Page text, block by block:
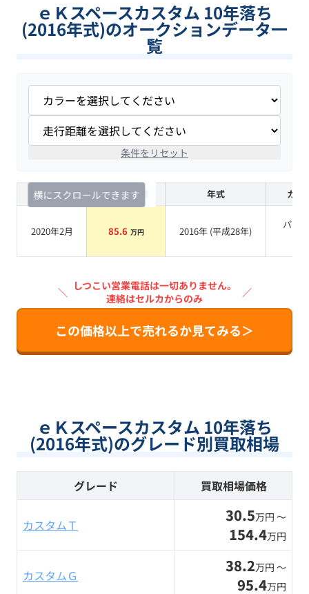
ｅＫスペースカスタム 10年落ち
(2016年式)のオークションデータ一
覧
条件をリセット
横にスクロールできます
査定時期 セルカ実績 年式 カラ
2020年2月 85.6 万円 2016年 (平成28年)
パー
＼ しつこい営業電話は一切ありません。
連絡はセルカからのみ
／
この価格以上で売れるか見てみる＞
ｅＫスペースカスタム 10年落ち
(2016年式)のグレード別買取相場
グレード 買取相場価格
カスタムＴ 30.5万円 〜
154.4万円
カスタムＧ 38.2万円 〜
95.4万円